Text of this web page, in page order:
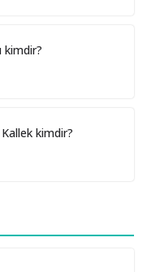
kimdir?
kimdir?